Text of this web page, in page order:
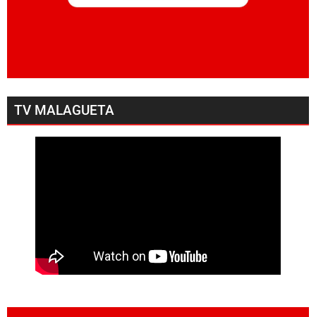
TV MALAGUETA